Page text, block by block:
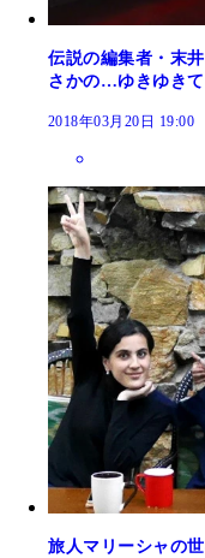
伝説の編集者・末
さかの…ゆきゆきて
2018年03月20日 19:00
旅人マリーシャの